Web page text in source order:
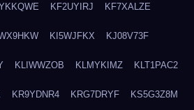
KF2UYIRJ KF7XALZE
KI5WJFKX KJ08V73F
KLIWWZOB KLMYKIMZ KLT1PAC2
KR9YDNR4 KRG7DRYF KS5G3Z8M